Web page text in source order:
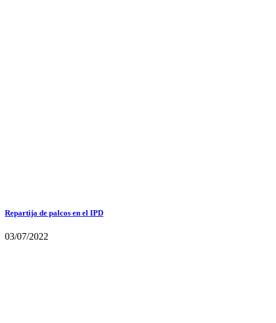
Repartija de palcos en el IPD
03/07/2022